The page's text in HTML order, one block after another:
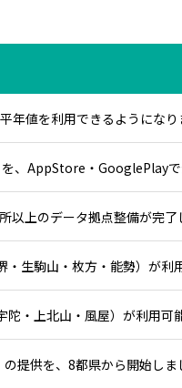
年値を利用できるようになり
、AppStore・GooglePlayで
以上のデータ拠点整備が完了
・生駒山・枚方・能勢）が利
陀・上北山・風屋）が利用可
提供を、8都県から開始しま